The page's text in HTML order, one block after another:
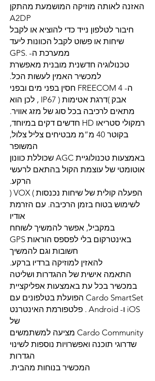
האזנה לאותה מוזיקה המושמעת מהתקן
A2DP
חיבור לטלפון נייד כדי להוציא או לקבל
שיחות או פשוט לקבל הכוונות ליעד
ממערכת ה- .GPS
טכנולוגיה חדשנית מובנית מאפשרת
למכשיר האמין לעשות הכל.
ה- FREECOM 4 חסין בפני מים ובפני
אבק )דרגת אטימות ( IP67 , לכן הוא
מתאים לרכיבה בכל סוג של מזג אוויר.
רמקולי סטריאו HD חדשים דקים במיוחד,
בקוטר 40 מ”מ מבטיחים צליל צלול,
המשופר
באמצעות טכנולוגיית AGC שכוללת כוונון
אוטומטי של עוצמת הקול בהתאם לרעשי
הרקע.
הפעלה קולית של שיחות נכנסות ) VOX (
לשימוש בטוח בזמן הרכיבה. עם הזרמת
אודיו
במקביל, אפשר להמשיך לשוחח
באינטרקום בלי לפספס הוראות GPS
חשובות וגם להמשיך
להאזין למוזיקה ברדיו ברקע.
התאמה אישית של ההגדרות ושליטה
במכשיר בכל עת באמצעות אפליקציית
Cardo SmartSet הפועלת בטלפונים עם
iOS ו- Android . פלטפורמת האינטרנט
של
Cardo Community מציעה למשתמשים
שדרוגי תוכנה ואפשרויות נוספות לשינוי
הגדרות
המכשיר בנוחות מהבית.